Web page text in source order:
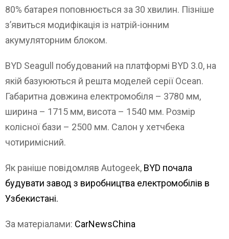
80% батарея поповнюється за 30 хвилин. Пізніше
з’явиться модифікація із натрій-іонним
акумуляторним блоком.
BYD Seagull побудований на платформі BYD 3.0, на
якій базуюються й решта моделей серії Ocean.
Габаритна довжина електромобіля – 3780 мм,
ширина – 1715 мм, висота – 1540 мм. Розмір
колісної бази – 2500 мм. Салон у хетчбека
чотиримісний.
Як раніше повідомляв Autogeek, BYD почала
будувати завод з виробництва електромобілів в
Узбекистані.
За матеріалами: CarNewsChina